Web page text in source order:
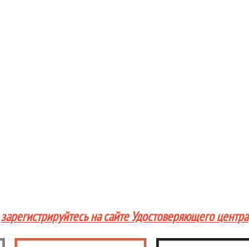
зарегистрируйтесь на сайте Удостоверяющего центра